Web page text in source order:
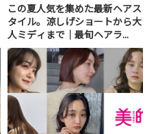
この夏人気を集めた最新ヘアス
タイル。涼しげショートから大
人ミディまで｜最旬ヘアラ...